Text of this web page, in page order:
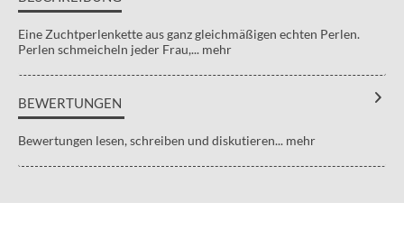
Eine Zuchtperlenkette aus ganz gleichmäßigen echten Perlen.
Perlen schmeicheln jeder Frau,... mehr
BEWERTUNGEN
Bewertungen lesen, schreiben und diskutieren... mehr